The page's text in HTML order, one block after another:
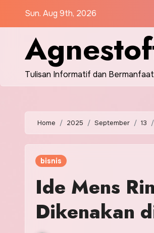
Sun. Aug 9th, 2026
Tulisan Informatif dan Bermanfaat
Home 2025 September 13
bisnis
Ide Mens
Dikenakan